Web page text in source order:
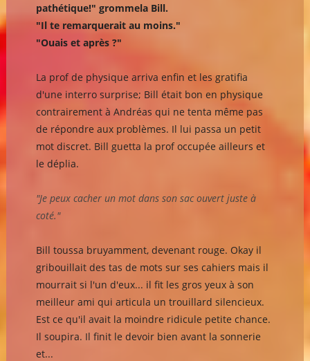
pathétique!" grommela Bill.
"Il te remarquerait au moins."
"Ouais et après ?"
La prof de physique arriva enfin et les gratifia
d'une interro surprise; Bill était bon en physique
contrairement à Andréas qui ne tenta même pas
de répondre aux problèmes. Il lui passa un petit
mot discret. Bill guetta la prof occupée ailleurs et
le déplia.
"Je peux cacher un mot dans son sac ouvert juste à
coté."
Bill toussa bruyamment, devenant rouge. Okay il
gribouillait des tas de mots sur ses cahiers mais il
mourrait si l'un d'eux... il fit les gros yeux à son
meilleur ami qui articula un trouillard silencieux.
Est ce qu'il avait la moindre ridicule petite chance.
Il soupira. Il finit le devoir bien avant la sonnerie
et...